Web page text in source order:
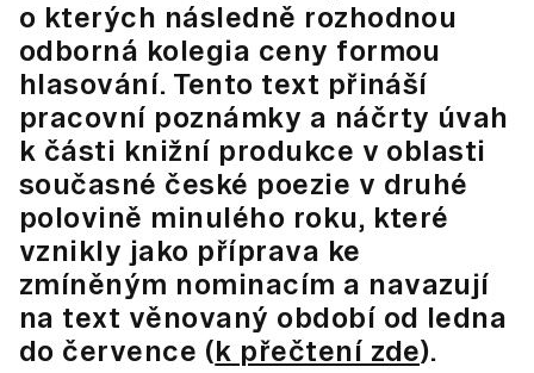
o kterých následně rozhodnou
odborná kolegia ceny formou
hlasování. Tento text přináší
pracovní poznámky a náčrty úvah
k části knižní produkce v oblasti
současné české poezie v druhé
polovině minulého roku, které
vznikly jako příprava ke
zmíněným nominacím a navazují
na text věnovaný období od ledna
do července (k přečtení zde).